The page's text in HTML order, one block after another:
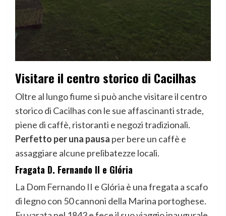
Visitare il centro storico di Cacilhas
Oltre al lungo fiume si può anche visitare il centro
storico di Cacilhas con le sue affascinanti strade,
piene di caffè, ristoranti e negozi tradizionali.
Perfetto per una pausa per bere un caffè e
assaggiare alcune prelibatezze locali.
Fragata D. Fernando II e Glória
La Dom Fernando II e Glória è una fregata a scafo
di legno con 50 cannoni della Marina portoghese.